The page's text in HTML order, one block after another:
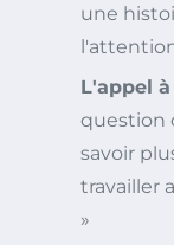
une
L'appel
question
savoir
travailler
»